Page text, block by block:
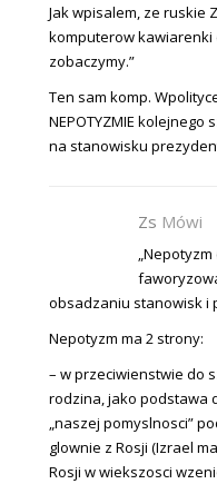
Jak wpisalem, ze ruskie
komputerow kawiarenki
zobaczymy.”
Ten sam komp.
NEPOTYZMIE
na stanowisku
Zs Mówi
„Nepotyzm
obsadzaniu stanowisk i
Nepotyzm ma 2 strony:
– w przeciwienstwie do
rodzina, jako podstawa
„naszej pomyslnosci”
glownie z Rosji (Izrael
Rosji w wiekszosci